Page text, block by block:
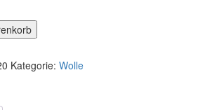
Alternative:
Kategorie: Wolle